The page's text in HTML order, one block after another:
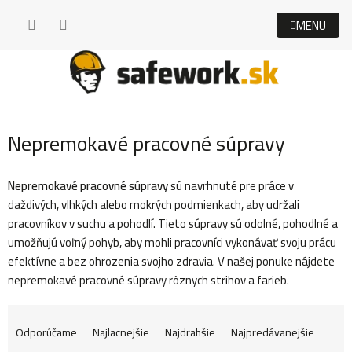
Nepremokavé pracovné súpravy
Nepremokavé pracovné súpravysú navrhnuté pre práce v
daždivých, vlhkých alebo mokrých podmienkach, aby udržali
pracovníkov v suchu a pohodlí. Tieto súpravy sú odolné, pohodlné a
umožňujú voľný pohyb, aby mohli pracovníci vykonávať svoju prácu
efektívne a bez ohrozenia svojho zdravia. V našej ponuke nájdete
nepremokavé pracovné súpravy rôznych strihov a farieb.
R
Odporúčame Najlacnejšie Najdrahšie
Najpredávanejšie